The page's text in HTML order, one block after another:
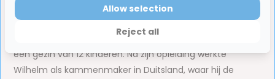
is een Scandinavisch merk met een rijke historie
sinds 1927 dat is opgericht door Wilhelm Jordan. Wilhelm
werd in 1809 in Kopenhagen geboren als oudste binnen
een gezin van 12 kinderen. Na zijn opleiding werkte
Wilhelm als kammenmaker in Duitsland, waar hij de
Reject all
Allow selection